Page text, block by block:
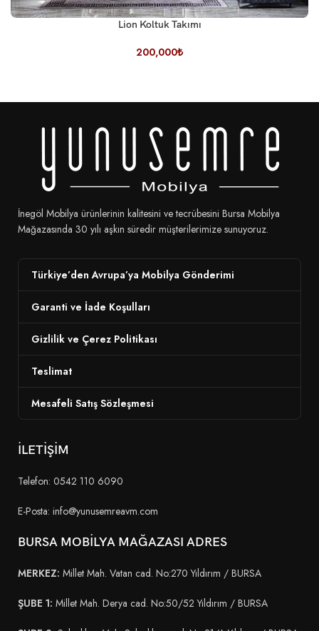
Lion Koltuk Takımı
200,000₺
İnegöl Mobilya ürünlerinin kalitesini ve tecrübesini Bursa Mobilya
Mağazasında 30 yılı aşkın süredir müşterilerimize sunuyoruz.
Türkiye’den Avrupa’ya Mobilya Gönderimi
Garanti ve İade Koşulları
Gizlilik ve Çerez Politikası
Teslimat
Mesafeli Satış Sözleşmesi
İLETİŞİM
Telefon: 0542 110 6090
E-Posta: info@yunusemreavm.com
BURSA MOBİLYA MAĞAZASI ADRES
MERKEZ: Millet Mah. Vatan cad. No:270 Yıldırım / BURSA
ŞUBE 1: Millet Mah. Derya cad. No:50/52 Yıldırım / BURSA